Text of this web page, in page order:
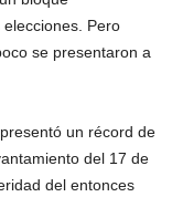
Pero
se presentaron a
un récord de
del 17 de
del entonces